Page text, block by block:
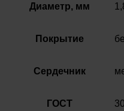
Диаметр, мм
Покрытие
Сердечник
ГОСТ